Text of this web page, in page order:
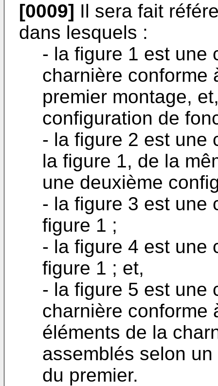
[0009] Il sera fait
dans lesquels :
- la figure 1 est une
charnière conforme
premier montage,
configuration de
- la figure 2 est une
la figure 1, de la
une deuxième
- la figure 3 est une
figure 1 ;
- la figure 4 est une
figure 1 ; et,
- la figure 5 est une
charnière conforme
éléments de la
assemblés selon
du premier.